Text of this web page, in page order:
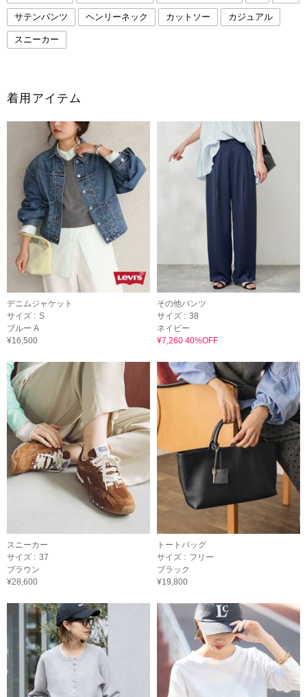
サテンパンツ ヘンリーネック カットソー カジュアル
スニーカー
着用アイテム
デニムジャケット
サイズ : S
ブルー A
¥16,500
その他パンツ
サイズ : 38
ネイビー
¥7,260 40%OFF
スニーカー
サイズ : 37
ブラウン
¥28,600
トートバッグ
サイズ : フリー
ブラック
¥19,800